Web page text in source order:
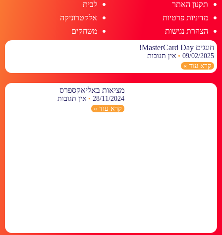
תקנון האתר
מדיניות פרטיות
הצהרת נגישות
לבית
אלקטרוניקה
משחקים
חוגגים MasterCard Day!
09/02/2025
אין תגובות
קרא עוד »
מציאות באליאקספרס
28/11/2024 אין תגובות
קרא עוד »